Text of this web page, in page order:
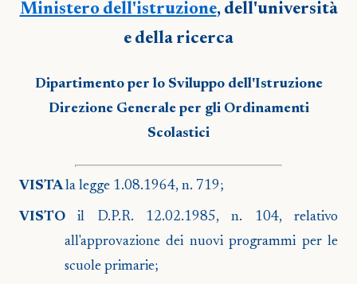
Ministero dell'istruzione, dell'università
e della ricerca
Dipartimento per lo Sviluppo dell'Istruzione
Direzione Generale per gli Ordinamenti
Scolastici
VISTAla legge 1.08.1964, n. 719;
VISTO il D.P.R. 12.02.1985, n. 104, relativo
all'approvazione dei nuovi programmi per le
scuole primarie;